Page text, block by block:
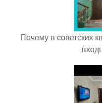
Почему в советских